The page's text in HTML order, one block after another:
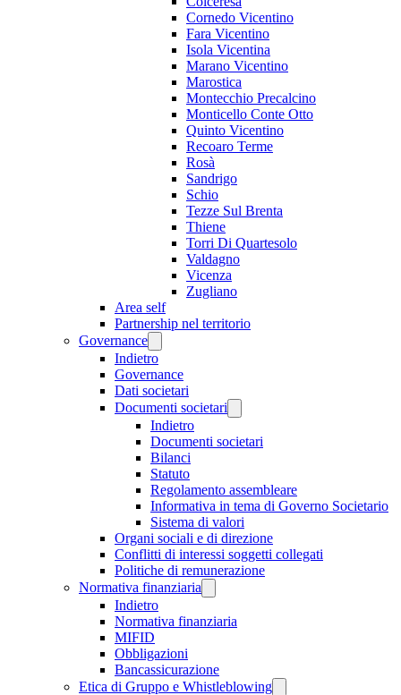
Cornedo Vicentino
Fara Vicentino
Isola Vicentina
Marano Vicentino
Marostica
Montecchio Precalcino
Monticello Conte Otto
Quinto Vicentino
Recoaro Terme
Rosà
Sandrigo
Schio
Tezze Sul Brenta
Thiene
Torri Di Quartesolo
Valdagno
Vicenza
Zugliano
Area self
Partnership nel territorio
Governance
Indietro
Governance
Dati societari
Documenti societari
Indietro
Documenti societari
Bilanci
Statuto
Regolamento assembleare
Informativa in tema di Governo Societario
Sistema di valori
Organi sociali e di direzione
Conflitti di interessi soggetti collegati
Politiche di remunerazione
Normativa finanziaria
Indietro
Normativa finanziaria
MIFID
Obbligazioni
Bancassicurazione
Etica di Gruppo e Whistleblowing